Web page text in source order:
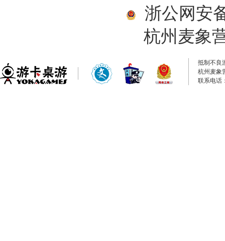
浙公网安
杭州麦象
抵制不良
杭州麦象
联系电话